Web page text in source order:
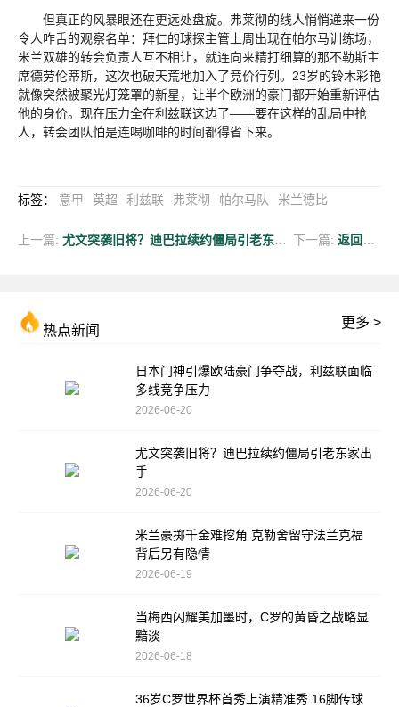
但真正的风暴眼还在更远处盘旋。弗莱彻的线人悄悄递来一份
令人咋舌的观察名单：拜仁的球探主管上周出现在帕尔马训练场，
米兰双雄的转会负责人互不相让，就连向来精打细算的那不勒斯主
席德劳伦蒂斯，这次也破天荒地加入了竞价行列。23岁的铃木彩艳
就像突然被聚光灯笼罩的新星，让半个欧洲的豪门都开始重新评估
他的身价。现在压力全在利兹联这边了——要在这样的乱局中抢
人，转会团队怕是连喝咖啡的时间都得省下来。
标签： 意甲 英超 利兹联 弗莱彻 帕尔马队 米兰德比
上一篇: 尤文突袭旧将？迪巴拉续约僵局引老东家出手 下一篇: 返回列表
热点新闻
更多 >
日本门神引爆欧陆豪门争夺战，利兹联面临
多线竞争压力
2026-06-20
尤文突袭旧将？迪巴拉续约僵局引老东家出
手
2026-06-20
米兰豪掷千金难挖角 克勒舍留守法兰克福
背后另有隐情
2026-06-19
当梅西闪耀美加墨时，C罗的黄昏之战略显
黯淡
2026-06-18
36岁C罗世界杯首秀上演精准秀 16脚传球